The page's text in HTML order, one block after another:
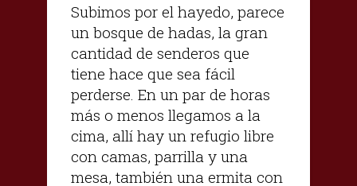
Subimos por el hayedo, parece
un bosque de hadas, la gran
cantidad de senderos que
tiene hace que sea fácil
perderse. En un par de horas
más o menos llegamos a la
cima, allí hay un refugio libre
con camas, parrilla y una
mesa, también una ermita con